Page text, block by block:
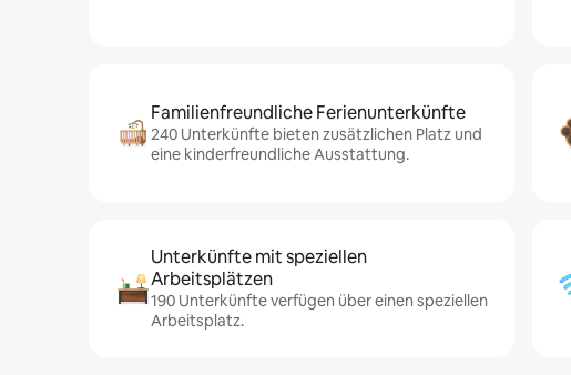
Familienfreundliche Ferienunterkünfte
240 Unterkünfte bieten zusätzlichen Platz und
eine kinderfreundliche Ausstattung.
Unterkünfte mit speziellen
Arbeitsplätzen
190 Unterkünfte verfügen über einen speziellen
Arbeitsplatz.